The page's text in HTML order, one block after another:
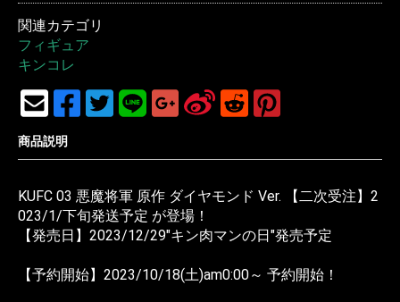
関連カテゴリ
フィギュア
キンコレ
商品説明
KUFC 03 悪魔将軍 原作 ダイヤモンド Ver. 【二次受注】2
023/1/下旬発送予定 が登場！
【発売日】2023/12/29"キン肉マンの日"発売予定
【予約開始】2023/10/18(土)am0:00～ 予約開始！